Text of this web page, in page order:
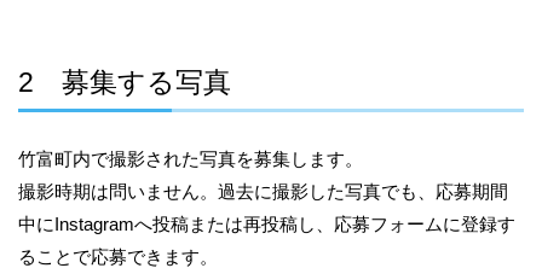
2 募集する写真
竹富町内で撮影された写真を募集します。
撮影時期は問いません。過去に撮影した写真でも、応募期間
中にInstagramへ投稿または再投稿し、応募フォームに登録す
ることで応募できます。